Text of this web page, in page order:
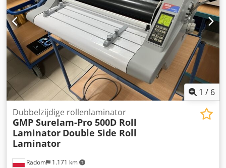
1 / 6
Radom 1.171 km
Dubbelzijdige rollenlaminator
GMP Surelam-Pro 500D Roll
Laminator Double Side Roll
Laminator